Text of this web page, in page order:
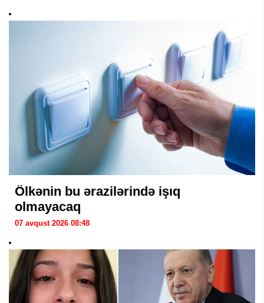
Ölkənin bu ərazilərində işıq
olmayacaq
07 avqust 2026 08:48